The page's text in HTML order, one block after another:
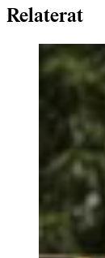
Relaterat